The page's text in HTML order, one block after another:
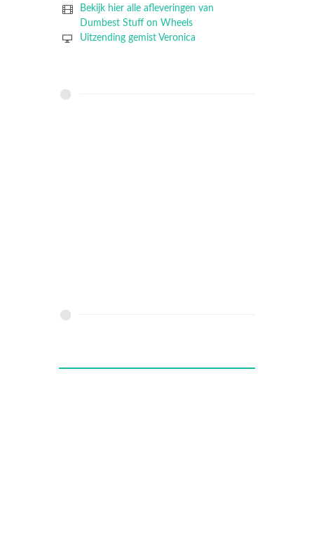
Bekijk hier alle afleveringen van
Dumbest Stuff on Wheels
Uitzending gemist Veronica